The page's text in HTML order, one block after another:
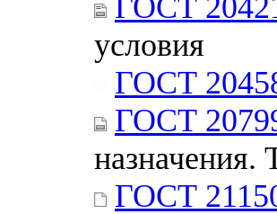
условия
ГОСТ
ГОСТ
назначения.
ГОСТ